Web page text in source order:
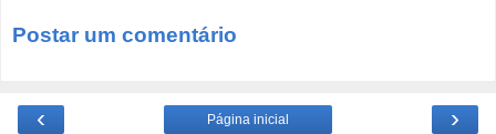
Postar um comentário
‹ ›
Página inicial